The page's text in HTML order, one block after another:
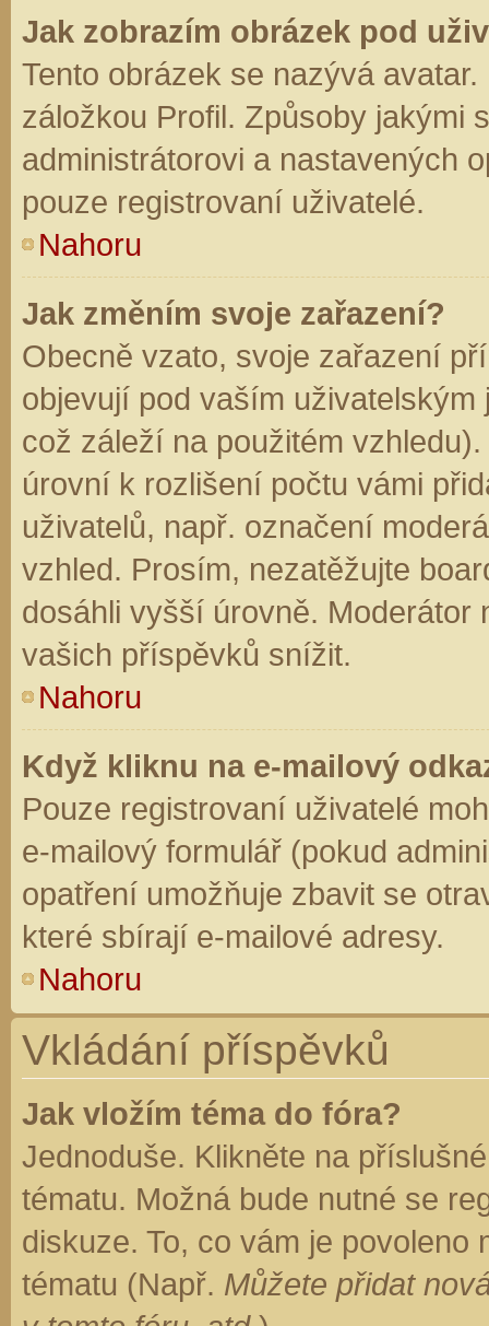
Jak zobrazím obrázek pod
Tento obrázek se nazývá
záložkou Profil. Způsoby jakými
administrátorovi a nastavených
pouze registrovaní uživatelé.
Nahoru
Jak změním svoje zařazení?
Obecně vzato, svoje zařazení
objevují pod vaším
což záleží na použitém
úrovní k rozlišení počtu vámi
uživatelů, např. označení
vzhled. Prosím, nezatěžujte
dosáhli vyšší úrovně. Moderátor
vašich příspěvků snížit.
Nahoru
Když kliknu na e-mailový
Pouze registrovaní uživatelé
e-mailový formulář (pokud
opatření umožňuje zbavit se
které sbírají e-mailové adresy.
Nahoru
Vkládání příspěvků
Jak vložím téma do fóra?
Jednoduše. Klikněte na
tématu. Možná bude nutné se
diskuze. To, co vám je
tématu (Např. Můžete přidat